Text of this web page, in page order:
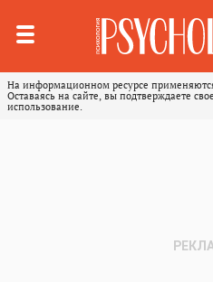
На информационном ресурсе
Оставаясь на сайте, вы подтверждаете свое
использование.